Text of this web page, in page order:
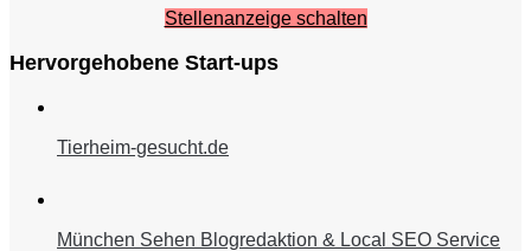
Stellenanzeige schalten
Hervorgehobene Start-ups
Tierheim-gesucht.de
München Sehen Blogredaktion & Local SEO Service